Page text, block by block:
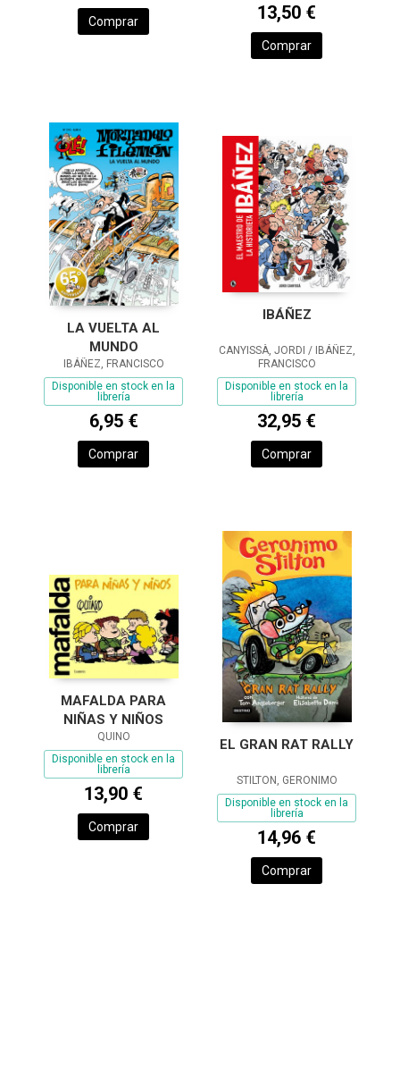
Comprar 13,50 €
Comprar
LA VUELTA AL
MUNDO
IBÁÑEZ, FRANCISCO
Disponible en stock en la
librería
6,95 €
Comprar
IBÁÑEZ
CANYISSÀ, JORDI / IBÁÑEZ,
FRANCISCO
Disponible en stock en la
librería
32,95 €
Comprar
MAFALDA PARA
NIÑAS Y NIÑOS
QUINO
Disponible en stock en la
librería
13,90 €
Comprar
EL GRAN RAT RALLY
STILTON, GERONIMO
Disponible en stock en la
librería
14,96 €
Comprar